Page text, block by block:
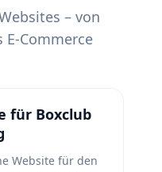
– von
E-Commerce
für Boxclub
Website für den